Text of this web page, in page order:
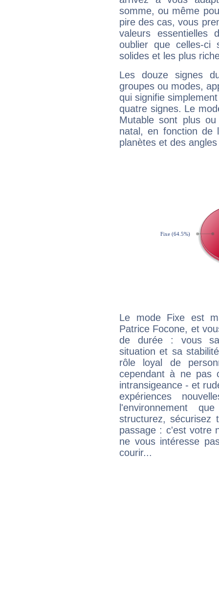
somme, ou même
pire des cas, vous
valeurs
oublier que celles-
solides et les plus
Les douze signes
groupes ou modes,
qui signifie
quatre signes. Le
Mutable sont plus
natal, en fonction de
planètes et des
Le mode Fixe est
Patrice Focone, et
de durée : vous
situation et sa
rôle loyal de
cependant à ne pas
intransigeance - et
expériences
l'environnement
structurez, sécurisez
passage : c'est votre
ne vous intéresse
courir...